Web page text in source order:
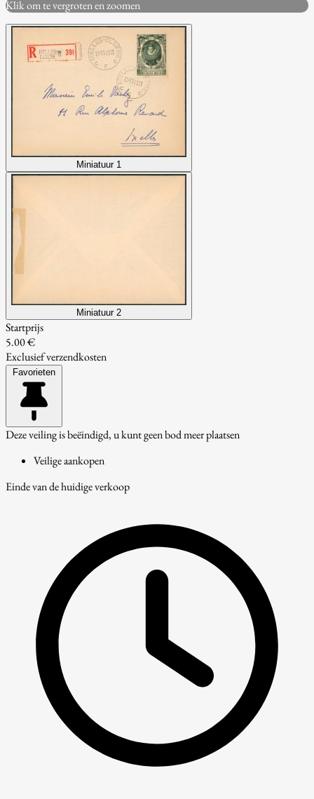
Klik om te vergroten en zoomen
Miniatuur 1
Miniatuur 2
Startprijs
5.00 €
Exclusief verzendkosten
Favorieten
Deze veiling is beëindigd, u kunt geen bod meer plaatsen
Veilige aankopen
Einde van de huidige verkoop